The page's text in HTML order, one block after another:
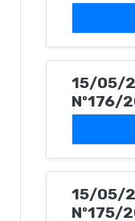
15/05/
Nº176/
15/05/
Nº175/